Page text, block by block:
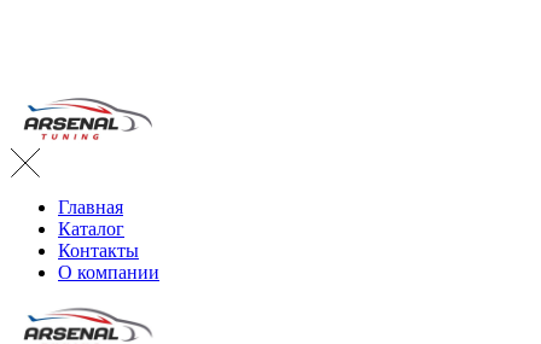
Главная
Каталог
Контакты
О компании